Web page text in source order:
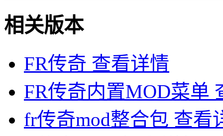
相关版本
FR传奇 查看详情
FR传奇内置MOD菜单
fr传奇mod整合包 查看